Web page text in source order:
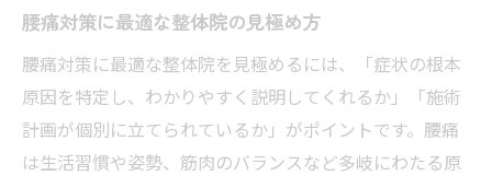
腰痛対策に最適な整体院の見極め方
腰痛対策に最適な整体院を見極めるには、「症状の根本
原因を特定し、わかりやすく説明してくれるか」「施術
計画が個別に立てられているか」がポイントです。腰痛
は生活習慣や姿勢、筋肉のバランスなど多岐にわたる原